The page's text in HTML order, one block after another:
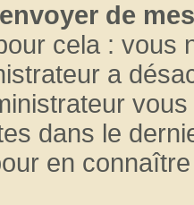
de
cela : vous
a
dans le
en